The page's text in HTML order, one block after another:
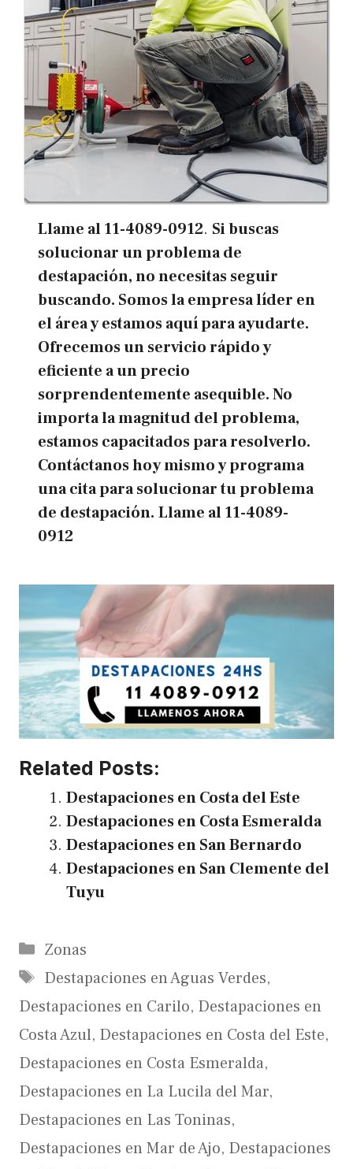
Llame al11-4089-0912. Si buscas
solucionar un problema de
destapación, no necesitas seguir
buscando. Somos la empresa líder en
el área y estamos aquí para ayudarte.
Ofrecemos un servicio rápido y
eficiente a un precio
sorprendentemente asequible. No
importa la magnitud del problema,
estamos capacitados para resolverlo.
Contáctanos hoy mismo y programa
una cita para solucionar tu problema
de destapación. Llame al11-4089-
0912
Related Posts:
Destapaciones en Costa del Este
Destapaciones en Costa Esmeralda
Destapaciones en San Bernardo
Destapaciones en San Clemente del
Tuyu
Categories
Zonas
Tags
Destapaciones en Aguas Verdes,
Destapaciones en Carilo, Destapaciones en
Costa Azul, Destapaciones en Costa del Este,
Destapaciones en Costa Esmeralda,
Destapaciones en La Lucila del Mar,
Destapaciones en Las Toninas,
Destapaciones en Mar de Ajo, Destapaciones